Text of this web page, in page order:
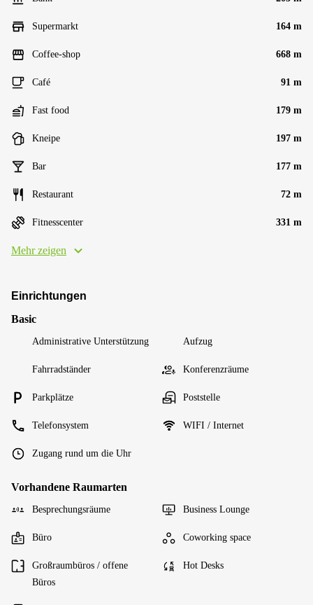
Supermarkt 164 m
Coffee-shop 668 m
Café 91 m
Fast food 179 m
Kneipe 197 m
Bar 177 m
Restaurant 72 m
Fitnesscenter 331 m
Mehr zeigen
Einrichtungen
Basic
Administrative Unterstützung Aufzug
Fahrradständer Konferenzräume
Parkplätze Poststelle
Telefonsystem WIFI / Internet
Zugang rund um die Uhr
Vorhandene Raumarten
Besprechungsräume Business Lounge
Büro Coworking space
Großraumbüros / offene
Büros
Hot Desks